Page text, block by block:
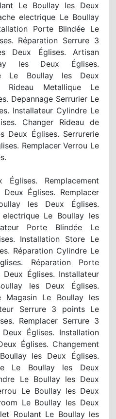
Le Boullay les Deux
electrique Le Boullay
Porte Blindée Le
Réparation Serrure 3
Deux Églises. Artisan
les Deux Églises.
Le Boullay les Deux
Rideau Metallique Le
Depannage Serrurier Le
Installateur Cylindre Le
Changer Rideau de
Deux Églises. Serrurerie
Remplacer Verrou Le
Remplacement
Églises. Remplacer
les Deux Églises.
electrique Le Boullay les
Porte Blindée Le
Installation Store Le
Réparation Cylindre Le
Réparation Porte
Églises. Installateur
les Deux Églises.
Magasin Le Boullay les
Serrure 3 points Le
Remplacer Serrure 3
Églises. Installation
Églises. Changement
les Deux Églises.
Le Boullay les Deux
Le Boullay les Deux
Le Boullay les Deux
Le Boullay les Deux
Roulant Le Boullay les